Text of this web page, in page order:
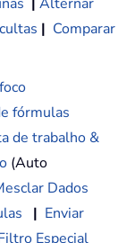
| Comparar
fórmulas
de trabalho &
(Auto
Dados
| Enviar
Especial